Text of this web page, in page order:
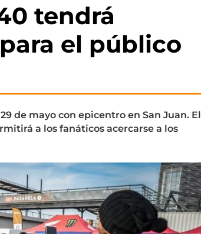
tendrá
el público
de mayo con epicentro en San Juan. El
a los fanáticos acercarse a los